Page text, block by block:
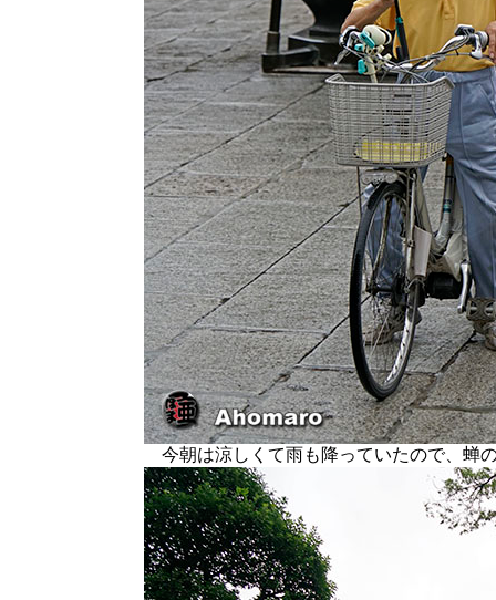
今朝は涼しくて雨も降っていたので、蝉